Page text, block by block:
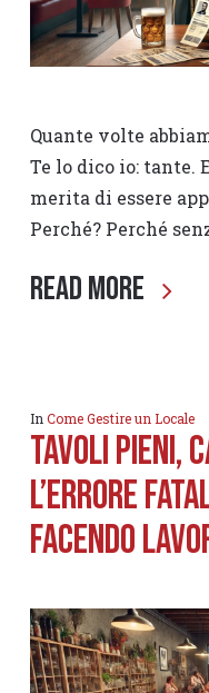
Quante volte
Te lo dico io: tante.
merita di essere
Perché? Perché
Read More
In Come Gestire un Locale
Tavoli Pieni,
L’errore
facendo